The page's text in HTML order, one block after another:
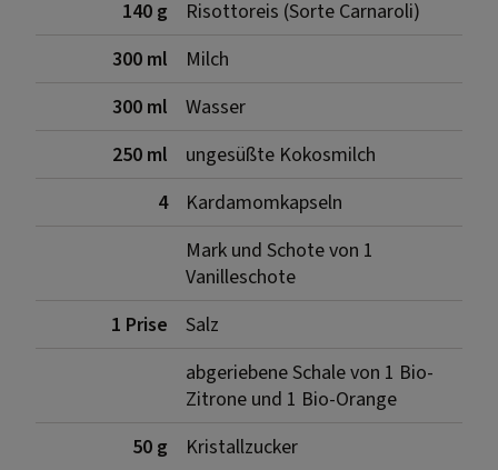
140 g
Risottoreis (Sorte Carnaroli)
300 ml
Milch
300 ml
Wasser
250 ml
ungesüßte Kokosmilch
4
Kardamomkapseln
Mark und Schote von 1
Vanilleschote
1 Prise
Salz
abgeriebene Schale von 1 Bio-
Zitrone und 1 Bio-Orange
50 g
Kristallzucker